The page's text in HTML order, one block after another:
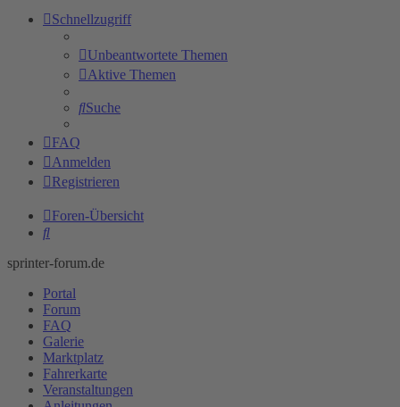
Schnellzugriff
Unbeantwortete Themen
Aktive Themen
Suche
FAQ
Anmelden
Registrieren
Foren-Übersicht
Suche
sprinter-forum.de
Portal
Forum
FAQ
Galerie
Marktplatz
Fahrerkarte
Veranstaltungen